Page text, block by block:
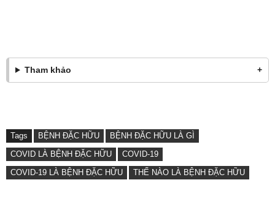
Tham khảo
Tags BỆNH ĐẶC HỮU
BỆNH ĐẶC HỮU LÀ GÌ
COVID LÀ BỆNH ĐẶC HỮU
COVID-19
COVID-19 LÀ BỆNH ĐẶC HỮU
THẾ NÀO LÀ BỆNH ĐẶC HỮU